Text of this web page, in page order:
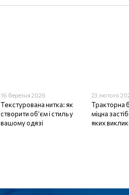
16 березня 2026
Текстурована нитка: як
створити об’єм і стиль у
вашому одязі
23 лютого
Тракторна
міцна
яких